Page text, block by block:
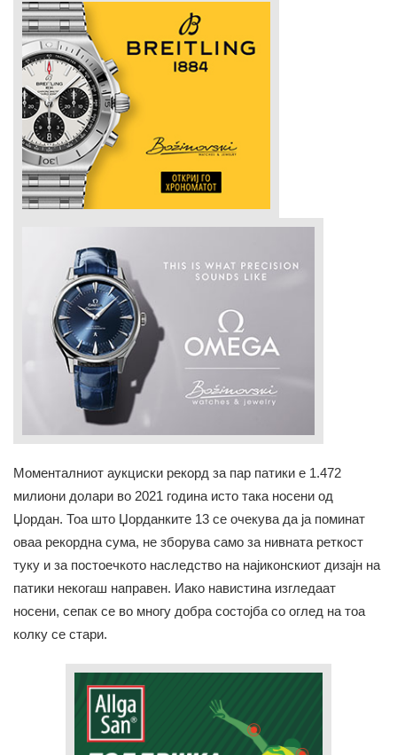
Моменталниот аукциски рекорд за пар патики е 1.472
милиони долари во 2021 година исто така носени од
Џордан. Тоа што Џорданките 13 се очекува да ја поминат
оваа рекордна сума, не зборува само за нивната реткост
туку и за постоечкото наследство на најиконскиот дизајн на
патики некогаш направен. Иако навистина изгледаат
носени, сепак се во многу добра состојба со оглед на тоа
колку се стари.